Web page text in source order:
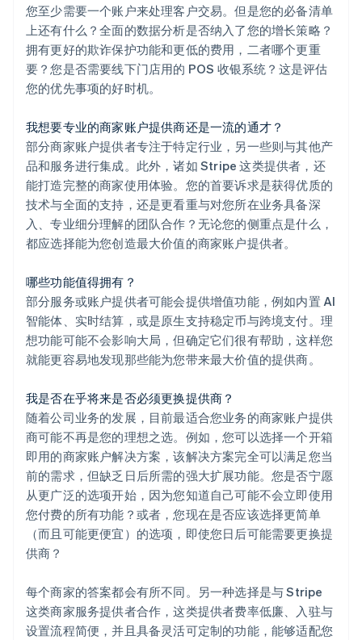
您至少需要一个账户来处理客户交易。但是您的必备清单
上还有什么？全面的数据分析是否纳入了您的增长策略？
拥有更好的欺诈保护功能和更低的费用，二者哪个更重
要？您是否需要线下门店用的 POS 收银系统？这是评估
您的优先事项的好时机。
我想要专业的商家账户提供商还是一流的通才？
部分商家账户提供者专注于特定行业，另一些则与其他产
品和服务进行集成。此外，诸如 Stripe 这类提供者，还
能打造完整的商家使用体验。您的首要诉求是获得优质的
技术与全面的支持，还是更看重与对您所在业务具备深
入、专业细分理解的团队合作？无论您的侧重点是什么，
都应选择能为您创造最大价值的商家账户提供者。
哪些功能值得拥有？
部分服务或账户提供者可能会提供增值功能，例如内置 AI
智能体、实时结算，或是原生支持稳定币与跨境支付。理
想功能可能不会影响大局，但确定它们很有帮助，这样您
就能更容易地发现那些能为您带来最大价值的提供商。
我是否在乎将来是否必须更换提供商？
随着公司业务的发展，目前最适合您业务的商家账户提供
商可能不再是您的理想之选。例如，您可以选择一个开箱
即用的商家账户解决方案，该解决方案完全可以满足您当
前的需求，但缺乏日后所需的强大扩展功能。您是否宁愿
从更广泛的选项开始，因为您知道自己可能不会立即使用
您付费的所有功能？或者，您现在是否应该选择更简单
（而且可能更便宜）的选项，即使您日后可能需要更换提
供商？
每个商家的答案都会有所不同。另一种选择是与 Stripe
这类商家服务提供者合作，这类提供者费率低廉、入驻与
设置流程简便，并且具备灵活可定制的功能，能够适配您